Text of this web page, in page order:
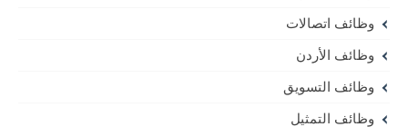
وظائف اتصالات
وظائف الأردن
وظائف التسويق
وظائف التمثيل